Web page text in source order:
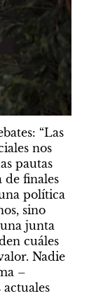
“Las
nos
pautas
de finales
política
sino
junta
cuáles
Nadie
–